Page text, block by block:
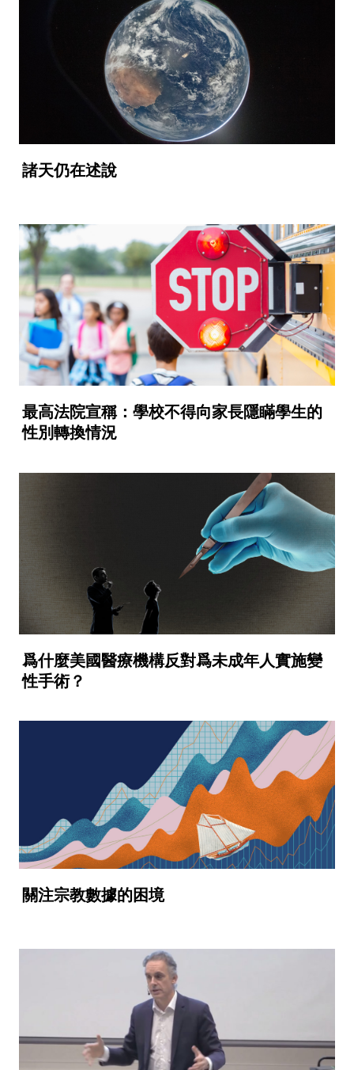
諸天仍在述說
最高法院宣稱：學校不得向家長隱瞞學生的
性別轉換情況
爲什麼美國醫療機構反對爲未成年人實施變
性手術？
關注宗教數據的困境